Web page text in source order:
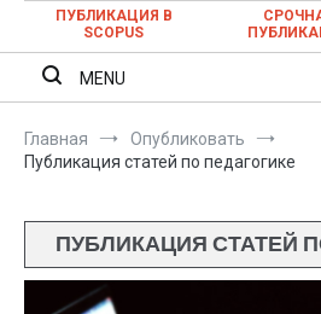
ПУБЛИКАЦИЯ В
SCOPUS
MENU
Главная
Опубликовать
Публикация статей по педагогике
ПУБЛИКАЦИЯ СТАТЕЙ